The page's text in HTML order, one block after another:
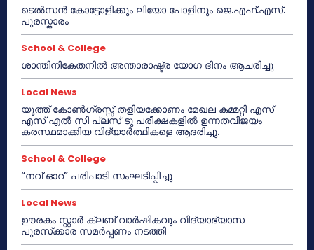
ടെൽസൻ കോട്ടോളിക്കും ലിയോ പോളിനും ജെ.എഫ്.എസ്.
പുരസ്കാരം
School & College
ശാന്തിനികേതനിൽ അന്താരാഷ്ട്ര യോഗ ദിനം ആചരിച്ചു
Local News
യൂത്ത് കോൺഗ്രസ്സ് തളിയക്കോണം മേഖല കമ്മറ്റി എസ്
എസ് എൽ സി പ്ലസ് ടു പരീക്ഷകളിൽ ഉന്നതവിജയം
കരസ്ഥമാക്കിയ വിദ്യാർത്ഥികളെ ആദരിച്ചു.
School & College
“നവ് ഓറ” പരിപാടി സംഘടിപ്പിച്ചു
Local News
ഊരകം സ്റ്റാർ ക്ലബ് വാർഷികവും വിദ്യാഭ്യാസ
പുരസ്‌ക്കാര സമർപ്പണം നടത്തി